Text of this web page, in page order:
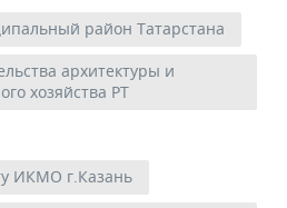
район Татарстана
архитектуры и
хозяйства РТ
ИКМО г.Казань